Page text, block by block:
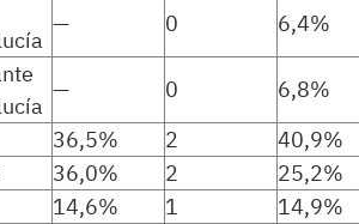
— 0 6,4%
— 0
6,8%
36,5% 2
40,9%
36,0% 2
25,2%
14,6% 1
14,9%